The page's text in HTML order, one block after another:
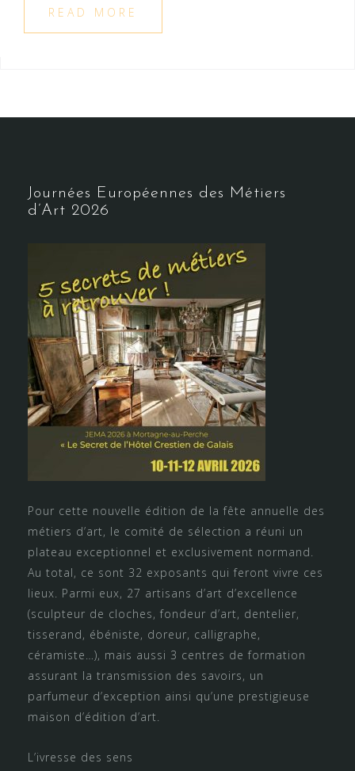
READ MORE
Journées Européennes des Métiers
d’Art 2026
Pour cette nouvelle édition de la fête annuelle des
métiers d’art, le comité de sélection a réuni un
plateau exceptionnel et exclusivement normand.
Au total, ce sont 32 exposants qui feront vivre ces
lieux. Parmi eux, 27 artisans d’art d’excellence
(sculpteur de cloches, fondeur d’art, dentelier,
tisserand, ébéniste, doreur, calligraphe,
céramiste…), mais aussi 3 centres de formation
assurant la transmission des savoirs, un
parfumeur d’exception ainsi qu’une prestigieuse
maison d’édition d’art.
L’ivresse des sens